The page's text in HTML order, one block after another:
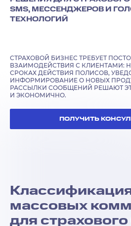
SMS, МЕССЕНДЖЕРОВ И
ТЕХНОЛОГИЙ
СТРАХОВОЙ БИЗНЕС ТРЕБУЕТ
ВЗАИМОДЕЙСТВИЯ С КЛИЕНТАМИ:
СРОКАХ ДЕЙСТВИЯ ПОЛИСОВ,
ИНФОРМИРОВАНИЕ О НОВЫХ
РАССЫЛКИ СООБЩЕНИЙ РЕШАЮТ
И ЭКОНОМИЧНО.
ПОЛУЧИТЬ
массовых
для